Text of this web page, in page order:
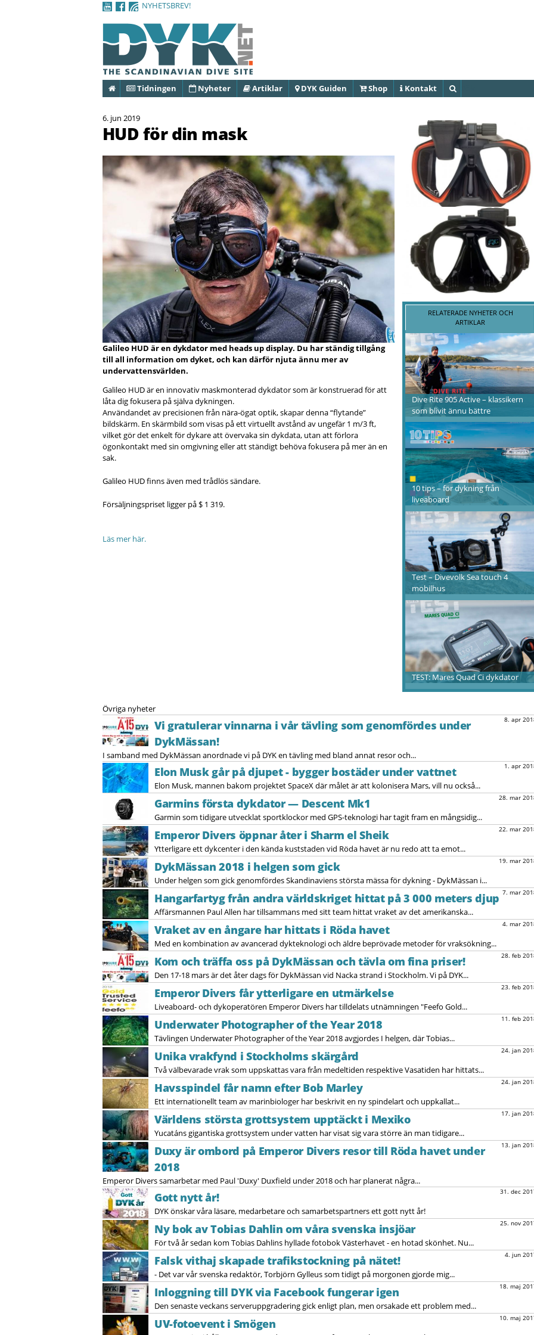
NYHETSBREV!
HemTidningen Nyheter Artiklar DYK Guiden Shop Kontakt
6. jun 2019
HUD för din mask
Galileo HUD är en dykdator med heads up display. Du har ständig tillgång
till all information om dyket, och kan därför njuta ännu mer av
undervattensvärlden.
Galileo HUD är en innovativ maskmonterad dykdator som är konstruerad för att
låta dig fokusera på själva dykningen.
Användandet av precisionen från nära-ögat optik, skapar denna “flytande”
bildskärm. En skärmbild som visas på ett virtuellt avstånd av ungefär 1 m/3 ft,
vilket gör det enkelt för dykare att övervaka sin dykdata, utan att förlora
ögonkontakt med sin omgivning eller att ständigt behöva fokusera på mer än en
sak.
Galileo HUD finns även med trådlös sändare.
Försäljningspriset ligger på $ 1 319.
Läs mer här.
RELATERADE NYHETER OCH
ARTIKLAR
Dive Rite 905 Active – klassikern
som blivit ännu bättre
10 tips – för dykning från
liveaboard
Test – Divevolk Sea touch 4
mobilhus
TEST: Mares Quad Ci dykdator
Övriga nyheter
8. apr
Vi gratulerar vinnarna i vår tävling som genomfördes under
DykMässan!
I samband med DykMässan anordnade vi på DYK en tävling med bland annat resor och...
1. apr
Elon Musk går på djupet - bygger bostäder under vattnet
Elon Musk, mannen bakom projektet SpaceX där målet är att kolonisera Mars, vill nu också...
28. mar
Garmins första dykdator — Descent Mk1
Garmin som tidigare utvecklat sportklockor med GPS-teknologi har tagit fram en mångsidig...
22. mar
Emperor Divers öppnar åter i Sharm el Sheik
Ytterligare ett dykcenter i den kända kuststaden vid Röda havet är nu redo att ta emot...
19. mar
DykMässan 2018 i helgen som gick
Under helgen som gick genomfördes Skandinaviens största mässa för dykning - DykMässan i...
7. mar
Hangarfartyg från andra världskriget hittat på 3 000 meters djup
Affärsmannen Paul Allen har tillsammans med sitt team hittat vraket av det amerikanska...
4. mar
Vraket av en ångare har hittats i Röda havet
Med en kombination av avancerad dykteknologi och äldre beprövade metoder för vraksökning...
28. feb
Kom och träffa oss på DykMässan och tävla om fina priser!
Den 17-18 mars är det åter dags för DykMässan vid Nacka strand i Stockholm. Vi på DYK...
23. feb
Emperor Divers får ytterligare en utmärkelse
Liveaboard- och dykoperatören Emperor Divers har tilldelats utnämningen "Feefo Gold...
11. feb
Underwater Photographer of the Year 2018
Tävlingen Underwater Photographer of the Year 2018 avgjordes I helgen, där Tobias...
24. jan
Unika vrakfynd i Stockholms skärgård
Två välbevarade vrak som uppskattas vara från medeltiden respektive Vasatiden har hittats...
24. jan
Havsspindel får namn efter Bob Marley
Ett internationellt team av marinbiologer har beskrivit en ny spindelart och uppkallat...
17. jan
Världens största grottsystem upptäckt i Mexiko
Yucatáns gigantiska grottsystem under vatten har visat sig vara större än man tidigare...
13. jan
Duxy är ombord på Emperor Divers resor till Röda havet under
2018
Emperor Divers samarbetar med Paul 'Duxy' Duxfield under 2018 och har planerat några...
31. dec
Gott nytt år!
DYK önskar våra läsare, medarbetare och samarbetspartners ett gott nytt år!
25. nov
Ny bok av Tobias Dahlin om våra svenska insjöar
För två år sedan kom Tobias Dahlins hyllade fotobok Västerhavet - en hotad skönhet. Nu...
4. jun
Falsk vithaj skapade trafikstockning på nätet!
- Det var vår svenska redaktör, Torbjörn Gylleus som tidigt på morgonen gjorde mig...
18. maj
Inloggning till DYK via Facebook fungerar igen
Den senaste veckans serveruppgradering gick enligt plan, men orsakade ett problem med...
10. maj
UV-fotoevent i Smögen